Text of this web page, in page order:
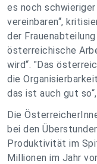
es noch
vereinbaren“,
der
österreichische
wird“. "Das
die
das ist auch gut
Die
bei den
Produktivität im
Millionen im Jahr